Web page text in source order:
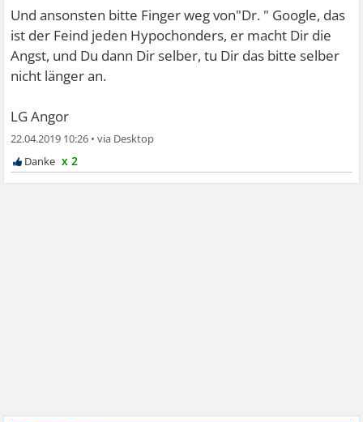
Und ansonsten bitte Finger weg von"Dr. " Google, das
ist der Feind jeden Hypochonders, er macht Dir die
Angst, und Du dann Dir selber, tu Dir das bitte selber
nicht länger an.
LG Angor
22.04.2019 10:26 •
x 2